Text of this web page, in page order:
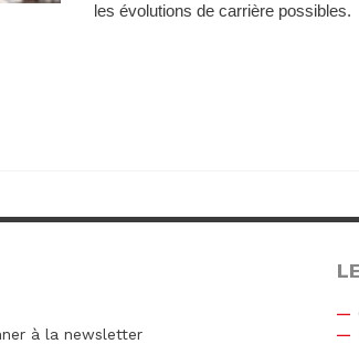
les évolutions de carrière possibles.
à la newsletter